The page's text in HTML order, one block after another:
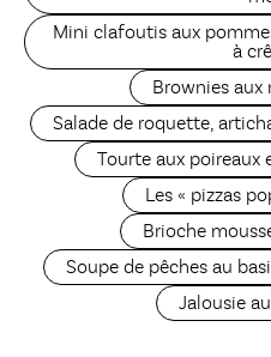
Mini clafoutis aux
à
Brownies aux
Salade de roquette,
Tourte aux
Les « pizzas
Brioche
Soupe de pêches au
Jalousie